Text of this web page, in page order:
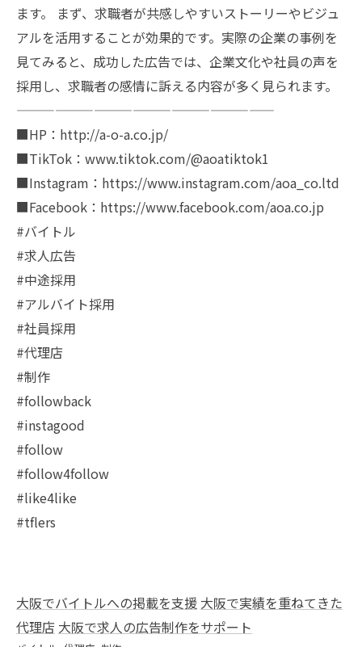
ます。 まず、求職者が共感しやすいストーリーやビジュ
アルを活用することが効果的です。実際の企業の事例を
見てみると、成功した広告では、企業文化や社員の声を
採用し、求職者の感情に訴える内容が多く見られます。
————————————————————
■HP：http://a-o-a.co.jp/
■TikTok：www.tiktok.com/@aoatiktok1
■Instagram：https://www.instagram.com/aoa_co.ltd
■Facebook：https://www.facebook.com/aoa.co.jp
#バイトル
#求人広告
#中途採用
#アルバイト採用
#社員採用
#代理店
#制作
#followback
#instagood
#follow
#follow4follow
#like4like
#tflers
大阪でバイトルへの掲載を支援 大阪で実績を重ねてきた
代理店 大阪で求人の広告制作をサポート